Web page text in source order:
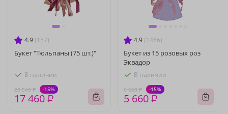
4.9 (157)
Букет "Тюльпаны (75 шт.)"
В наличии
20 540 ₽ -15%
17 460 ₽
4.9 (1466)
Букет из 15 розовых роз
Эквадор
В наличии
6 660 ₽ -15%
5 660 ₽